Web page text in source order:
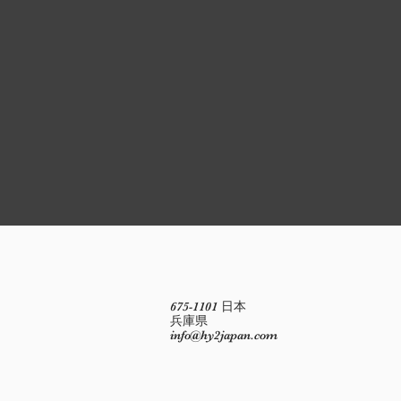
675-1101 日本
兵庫県
info@hy2japan.com